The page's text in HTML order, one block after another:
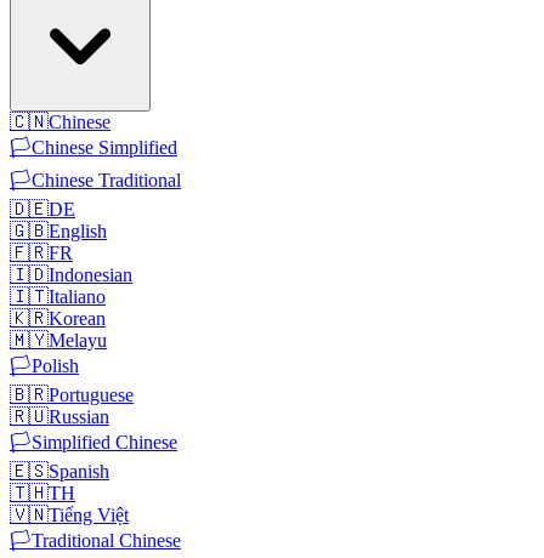
🇨🇳Chinese
🏳️Chinese Simplified
🏳️Chinese Traditional
🇩🇪DE
🇬🇧English
🇫🇷FR
🇮🇩Indonesian
🇮🇹Italiano
🇰🇷Korean
🇲🇾Melayu
🏳️Polish
🇧🇷Portuguese
🇷🇺Russian
🏳️Simplified Chinese
🇪🇸Spanish
🇹🇭TH
🇻🇳Tiếng Việt
🏳️Traditional Chinese